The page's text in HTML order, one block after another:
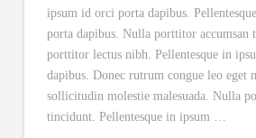
ipsum id orci porta dapibus.
porta dapibus. Nulla porttitor accumsan
porttitor lectus nibh. Pellentesque in
dapibus. Donec rutrum congue leo eget
sollicitudin molestie malesuada. Nulla
tincidunt. Pellentesque in ipsum …